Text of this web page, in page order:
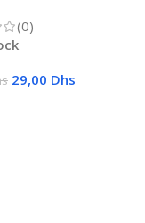
(0)
29,00 Dhs